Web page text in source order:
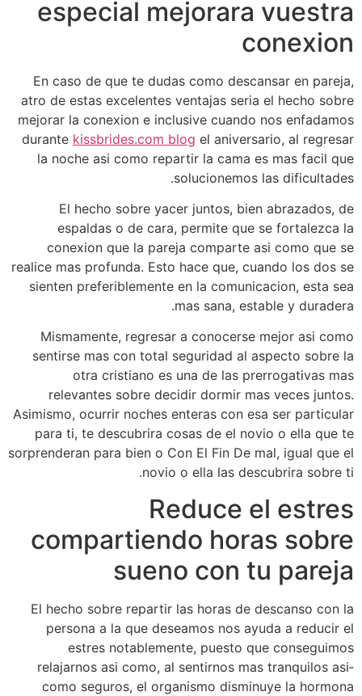
especial mejorara vuestra
conexion
En caso de que te dudas como descansar en pareja,
atro de estas excelentes ventajas seri­a el hecho sobre
mejorar la conexion e inclusive cuando nos enfadamos
durante kissbrides.com blog el aniversario, al regresar
la noche asi­ como repartir la cama es mas facil que
solucionemos las dificultades.
El hecho sobre yacer juntos, bien abrazados, de
espaldas o de cara, permite que se fortalezca la
conexion que la pareja comparte asi­ como que se
realice mas profunda. Esto hace que, cuando los dos se
sienten preferiblemente en la comunicacion, esta sea
mas sana, estable y duradera.
Mismamente, regresar a conocerse mejor asi­ como
sentirse mas con total seguridad al aspecto sobre la
otra cristiano es una de las prerrogativas mas
relevantes sobre decidir dormir mas veces juntos.
Asimismo, ocurrir noches enteras con esa ser particular
para ti, te descubrira cosas de el novio o ella que te
sorprenderan para bien o Con El Fin De mal, igual que el
novio o ella las descubrira sobre ti.
Reduce el estres
compartiendo horas sobre
sueno con tu pareja
El hecho sobre repartir las horas de descanso con la
persona a la que deseamos nos ayuda a reducir el
estres notablemente, puesto que conseguimos
relajarnos asi­ como, al sentirnos mas tranquilos asi­
como seguros, el organismo disminuye la hormona